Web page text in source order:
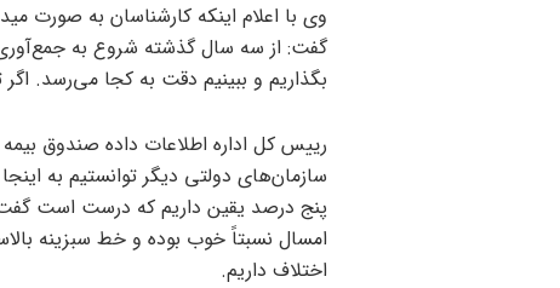
وی با اعلام اینکه کارشناسان به صورت
گفت: از سه سال گذشته شروع به جمع‌آوری
بگذاریم و ببینیم دقت به کجا می‌رسد.
رییس کل اداره اطلاعات داده صندوق
سازمان‌های دولتی دیگر توانستیم به
پنج درصد یقین داریم که درست است
امسال نسبتاً خوب بوده و خط سبزینه
اختلاف داریم.